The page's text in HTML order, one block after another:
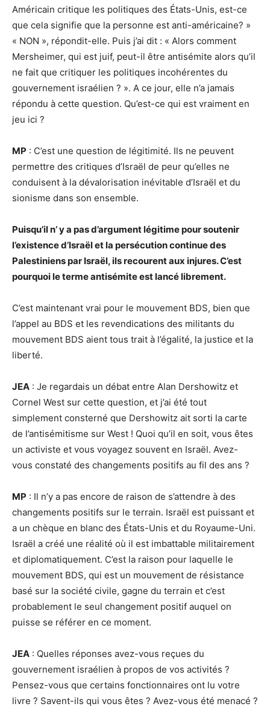
Américain critique les politiques des États-Unis, est-ce
que cela signifie que la personne est anti-américaine? »
« NON », répondit-elle. Puis j’ai dit : « Alors comment
Mersheimer, qui est juif, peut-il être antisémite alors qu’il
ne fait que critiquer les politiques incohérentes du
gouvernement israélien ? ». A ce jour, elle n’a jamais
répondu à cette question. Qu’est-ce qui est vraiment en
jeu ici ?
MP : C’est une question de légitimité. Ils ne peuvent
permettre des critiques d’Israël de peur qu’elles ne
conduisent à la dévalorisation inévitable d’Israël et du
sionisme dans son ensemble.
Puisqu’il n’ y a pas d’argument légitime pour soutenir
l’existence d’Israël et la persécution continue des
Palestiniens par Israël, ils recourent aux injures. C’est
pourquoi le terme antisémite est lancé librement.
C’est maintenant vrai pour le mouvement BDS, bien que
l’appel au BDS et les revendications des militants du
mouvement BDS aient tous trait à l’égalité, la justice et la
liberté.
JEA : Je regardais un débat entre Alan Dershowitz et
Cornel West sur cette question, et j’ai été tout
simplement consterné que Dershowitz ait sorti la carte
de l’antisémitisme sur West ! Quoi qu’il en soit, vous êtes
un activiste et vous voyagez souvent en Israël. Avez-
vous constaté des changements positifs au fil des ans ?
MP : Il n’y a pas encore de raison de s’attendre à des
changements positifs sur le terrain. Israël est puissant et
a un chèque en blanc des États-Unis et du Royaume-Uni.
Israël a créé une réalité où il est imbattable militairement
et diplomatiquement. C’est la raison pour laquelle le
mouvement BDS, qui est un mouvement de résistance
basé sur la société civile, gagne du terrain et c’est
probablement le seul changement positif auquel on
puisse se référer en ce moment.
JEA : Quelles réponses avez-vous reçues du
gouvernement israélien à propos de vos activités ?
Pensez-vous que certains fonctionnaires ont lu votre
livre ? Savent-ils qui vous êtes ? Avez-vous été menacé ?